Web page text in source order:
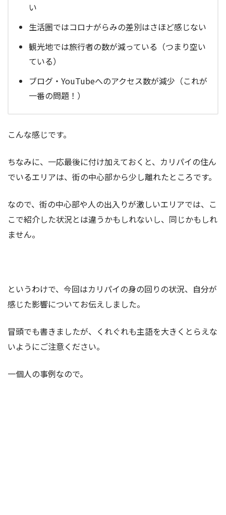
い
生活圏ではコロナがらみの差別はさほど感じない
観光地では旅行者の数が減っている（つまり空い
ている）
ブログ・YouTubeへのアクセス数が減少（これが
一番の問題！）
こんな感じです。
ちなみに、一応最後に付け加えておくと、カリパイの住ん
でいるエリアは、街の中心部から少し離れたところです。
なので、街の中心部や人の出入りが激しいエリアでは、こ
こで紹介した状況とは違うかもしれないし、同じかもしれ
ません。
というわけで、今回はカリパイの身の回りの状況、自分が
感じた影響についてお伝えしました。
冒頭でも書きましたが、くれぐれも主語を大きくとらえな
いようにご注意ください。
一個人の事例なので。